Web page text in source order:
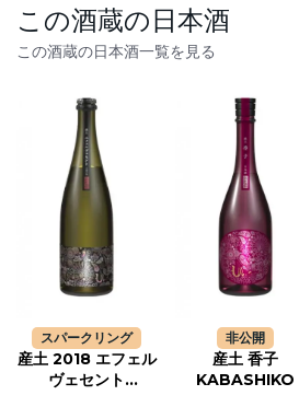
この酒蔵の日本酒
この酒蔵の日本酒一覧を見る
スパークリング
産土 2018 エフェル
ヴェセント
非公開
産土 香子
KABASHIKO